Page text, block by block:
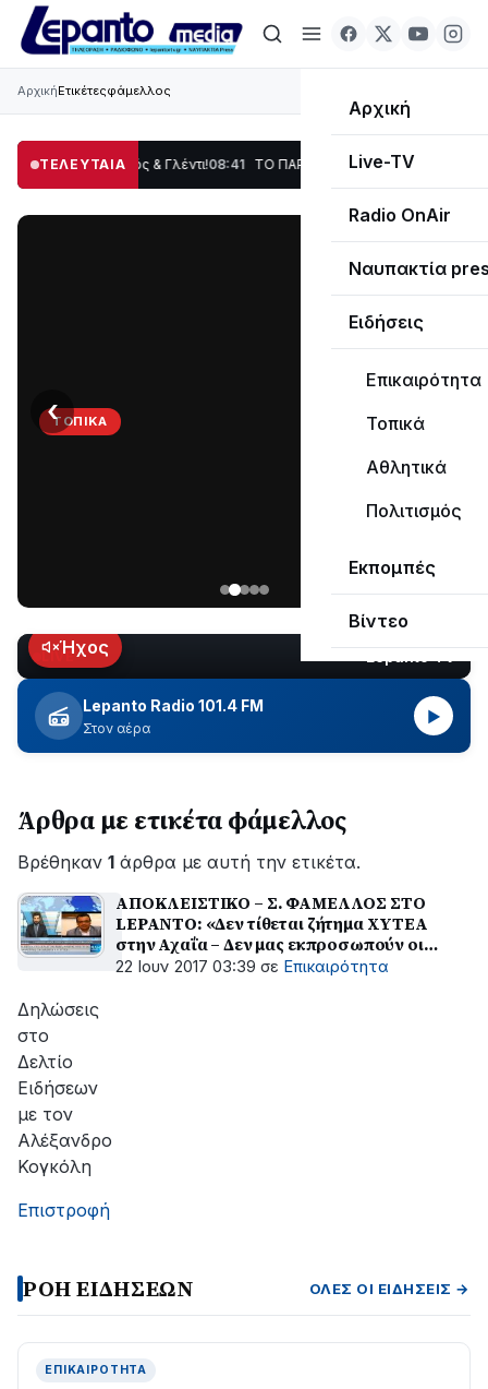
Αρχική
Live-TV
Radio OnAir
Ναυπακτία
Ειδήσεις
Επικαιρότητα
Τοπικά
Αθλητικά
Πολιτισμός
Εκπομπές
Βίντεο
ΑρχικήΕτικέτεςφάμελλος
ΤΕΛΕΥΤΑΙΑ
Χορός & Γλέντι! 08:41 ΤΟ ΠΑΡΤΥ ΣΥΝΕΧΙΖΕΤΑΙ… 19:47 Στο σκοτάδι
ΤΟΠΙΚΆ
Κωτσανά
για
τα
μεγάλα
έργα
‹
LIVEΉχος
Lepanto Radio 101.4 FM
Στον αέρα
▶
Άρθρα με ετικέτα φάμελλος
Βρέθηκαν 1 άρθρα με αυτή την ετικέτα.
ΑΠΟΚΛΕΙΣΤΙΚΟ – Σ. ΦΑΜΕΛΛΟΣ ΣΤΟ
LEPANTO: «Δεν τίθεται ζήτημα ΧΥΤΕΑ
στην Αχαΐα – Δεν μας εκπροσωπούν οι
μετρήσεις στο Δρέπανο» - ΔΕΙΤΕ ΒΙΝΤΕΟ
22 Ιουν 2017 03:39 σε Επικαιρότητα
Δηλώσεις
στο
Δελτίο
Ειδήσεων
με τον
Αλέξανδρο
Κογκόλη
Επιστροφή
ΡΟΗ ΕΙΔΗΣΕΩΝ ΌΛΕΣ ΟΙ ΕΙΔΉΣΕΙΣ →
ΕΠΙΚΑΙΡΌΤΗΤΑ